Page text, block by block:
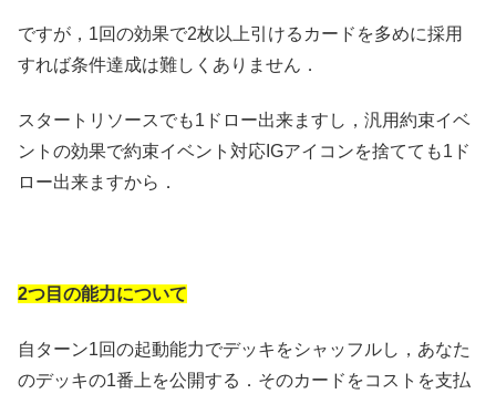
ですが，1回の効果で2枚以上引けるカードを多めに採用
すれば条件達成は難しくありません．
スタートリソースでも1ドロー出来ますし，汎用約束イベ
ントの効果で約束イベント対応IGアイコンを捨てても1ド
ロー出来ますから．
2つ目の能力について
自ターン1回の起動能力でデッキをシャッフルし，あなた
のデッキの1番上を公開する．そのカードをコストを支払